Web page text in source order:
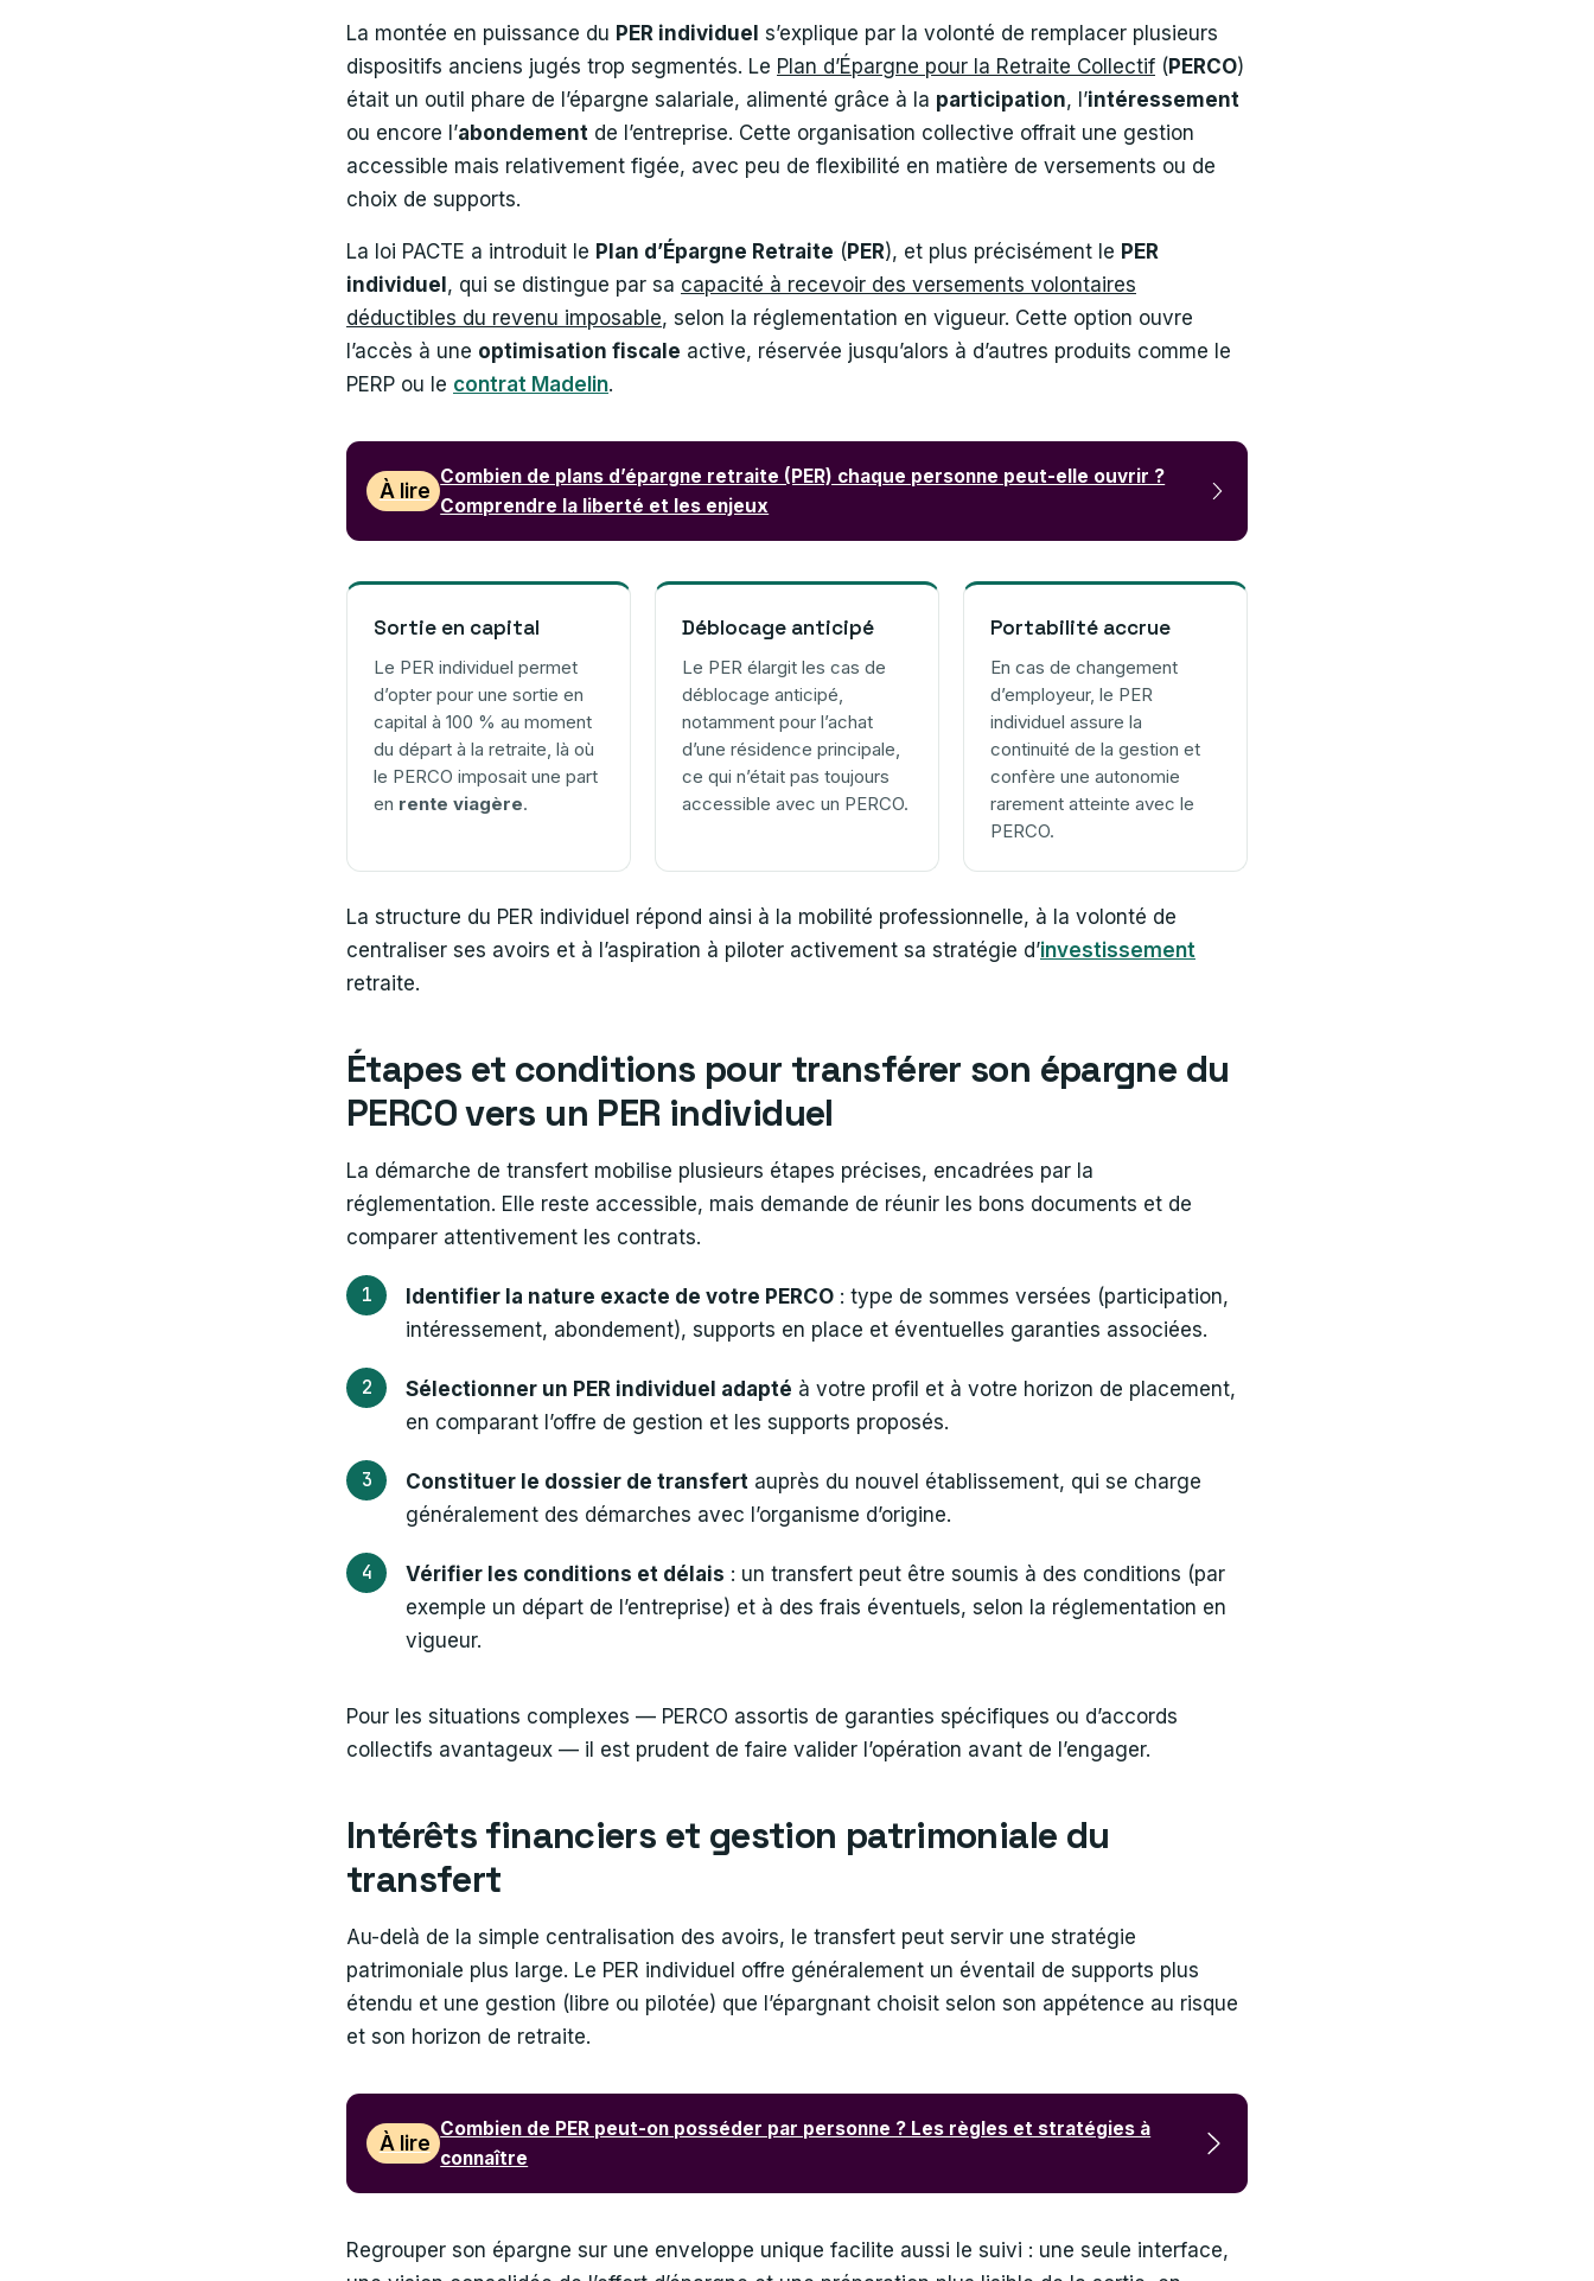
La montée en puissance du PER individuel s’explique par la volonté de remplacer plusieurs
dispositifs anciens jugés trop segmentés. Le Plan d’Épargne pour la Retraite Collectif ( PERCO)
était un outil phare de l’épargne salariale, alimenté grâce à la participation, l’intéressement
ou encore l’abondement de l’entreprise. Cette organisation collective offrait une gestion
accessible mais relativement figée, avec peu de flexibilité en matière de versements ou de
choix de supports.
La loi PACTE a introduit le Plan d’Épargne Retraite ( PER), et plus précisément le PER
individuel , qui se distingue par sa capacité à recevoir des versements volontaires
déductibles du revenu imposable, selon la réglementation en vigueur. Cette option ouvre
l’accès à une optimisation fiscale active, réservée jusqu’alors à d’autres produits comme le
PERP ou le contrat Madelin.
À lire
Combien de plans d’épargne retraite (PER) chaque personne peut-elle ouvrir ?
Comprendre la liberté et les enjeux
Sortie en capital
Le PER individuel permet
d’opter pour une sortie en
capital à 100 % au moment
du départ à la retraite, là où
le PERCO imposait une part
en rente viagère.
Déblocage anticipé
Le PER élargit les cas de
déblocage anticipé,
notamment pour l’achat
d’une résidence principale,
ce qui n’était pas toujours
accessible avec un PERCO.
Portabilité accrue
En cas de changement
d’employeur, le PER
individuel assure la
continuité de la gestion et
confère une autonomie
rarement atteinte avec le
PERCO.
La structure du PER individuel répond ainsi à la mobilité professionnelle, à la volonté de
centraliser ses avoirs et à l’aspiration à piloter activement sa stratégie d’investissement
retraite.
Étapes et conditions pour transférer son épargne du
PERCO vers un PER individuel
La démarche de transfert mobilise plusieurs étapes précises, encadrées par la
réglementation. Elle reste accessible, mais demande de réunir les bons documents et de
comparer attentivement les contrats.
Identifier la nature exacte de votre PERCO : type de sommes versées (participation,
intéressement, abondement), supports en place et éventuelles garanties associées.
Sélectionner un PER individuel adapté à votre profil et à votre horizon de placement,
en comparant l’offre de gestion et les supports proposés.
Constituer le dossier de transfert auprès du nouvel établissement, qui se charge
généralement des démarches avec l’organisme d’origine.
Vérifier les conditions et délais : un transfert peut être soumis à des conditions (par
exemple un départ de l’entreprise) et à des frais éventuels, selon la réglementation en
vigueur.
Pour les situations complexes — PERCO assortis de garanties spécifiques ou d’accords
collectifs avantageux — il est prudent de faire valider l’opération avant de l’engager.
Intérêts financiers et gestion patrimoniale du
transfert
Au-delà de la simple centralisation des avoirs, le transfert peut servir une stratégie
patrimoniale plus large. Le PER individuel offre généralement un éventail de supports plus
étendu et une gestion (libre ou pilotée) que l’épargnant choisit selon son appétence au risque
et son horizon de retraite.
À lire
Combien de PER peut-on posséder par personne ? Les règles et stratégies à
connaître
Regrouper son épargne sur une enveloppe unique facilite aussi le suivi : une seule interface,